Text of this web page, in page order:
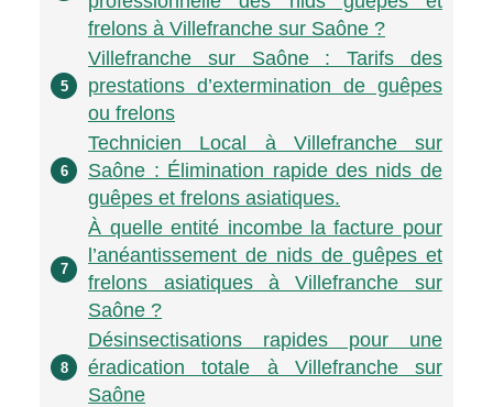
frelons à Villefranche sur Saône ?
5
Villefranche sur Saône : Tarifs des
prestations d’extermination de guêpes
ou frelons
6
Technicien Local à Villefranche sur
Saône : Élimination rapide des nids de
guêpes et frelons asiatiques.
7
À quelle entité incombe la facture pour
l’anéantissement de nids de guêpes et
frelons asiatiques à Villefranche sur
Saône ?
8
Désinsectisations rapides pour une
éradication totale à Villefranche sur
Saône